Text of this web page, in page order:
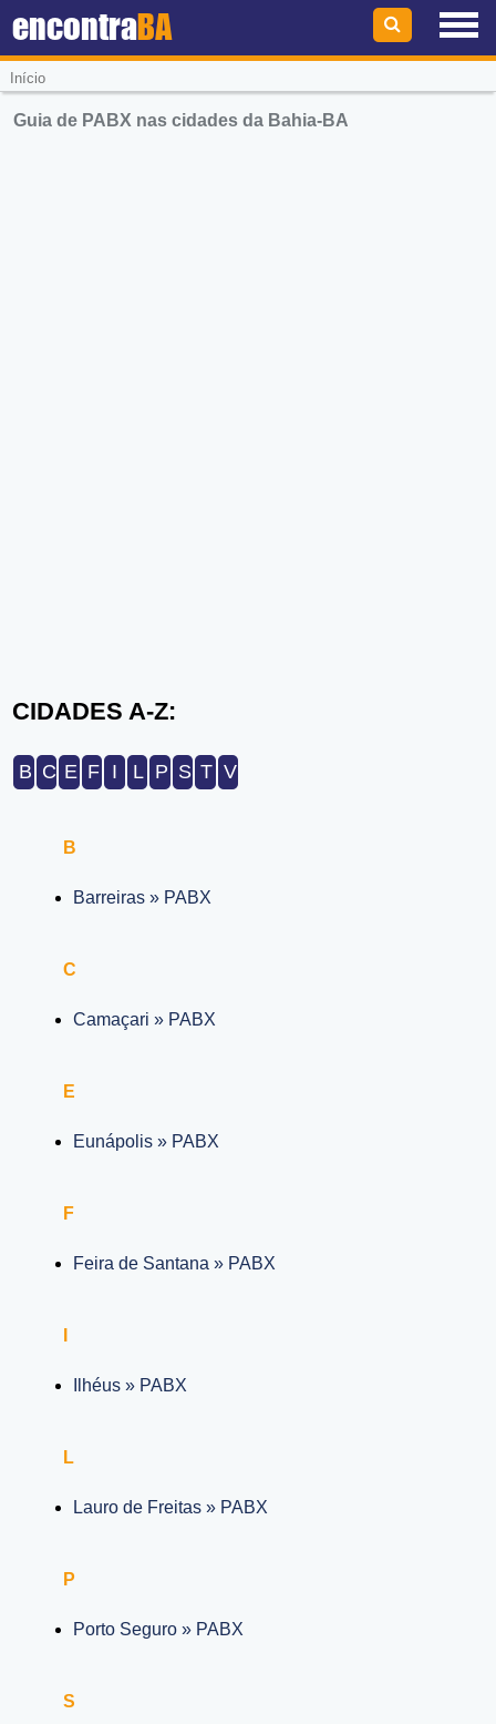
encontraBA
Início
Guia de PABX nas cidades da Bahia-BA
CIDADES A-Z:
B C E F I L P S T V
B
Barreiras » PABX
C
Camaçari » PABX
E
Eunápolis » PABX
F
Feira de Santana » PABX
Ilhéus » PABX
L
Lauro de Freitas » PABX
P
Porto Seguro » PABX
S